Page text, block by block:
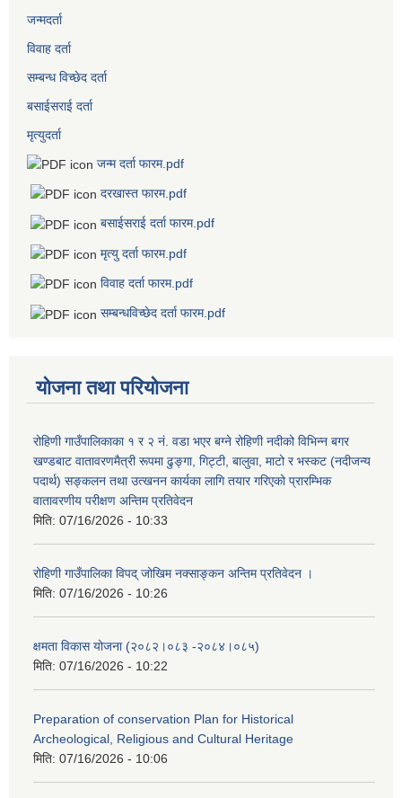
जन्मदर्ता
विवाह दर्ता
सम्बन्ध विच्छेद दर्ता
बसाईसराई दर्ता
मृत्युदर्ता
जन्म दर्ता फारम.pdf
दरखास्त फारम.pdf
बसाईसराई दर्ता फारम.pdf
मृत्यु दर्ता फारम.pdf
विवाह दर्ता फारम.pdf
सम्बन्धविच्छेद दर्ता फारम.pdf
योजना तथा परियोजना
रोहिणी गाउँपालिकाका १ र २ नं. वडा भएर बग्ने रोहिणी नदीको विभिन्न बगर
खण्डबाट वातावरणमैत्री रूपमा ढुङ्गा, गिट्टी, बालुवा, माटो र भस्कट (नदीजन्य
पदार्थ) सङ्कलन तथा उत्खनन कार्यका लागि तयार गरिएको प्रारम्भिक
वातावरणीय परीक्षण अन्तिम प्रतिवेदन
मिति: 07/16/2026 - 10:33
रोहिणी गाउँपालिका विपद् जोखिम नक्साङ्कन अन्तिम प्रतिवेदन ।
मिति: 07/16/2026 - 10:26
क्षमता विकास योजना (२०८२।०८३‍ -२०८४।०८५)
मिति: 07/16/2026 - 10:22
Preparation of conservation Plan for Historical
Archeological, Religious and Cultural Heritage
मिति: 07/16/2026 - 10:06